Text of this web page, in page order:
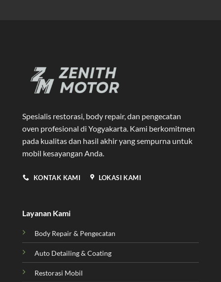
Spesialis restorasi, body repair, dan pengecatan
oven profesional di Yogyakarta. Kami berkomitmen
pada kualitas dan hasil akhir yang sempurna untuk
mobil kesayangan Anda.
KONTAK KAMI LOKASI KAMI
Layanan Kami
Body Repair & Pengecatan
Auto Detailing & Coating
Restorasi Mobil